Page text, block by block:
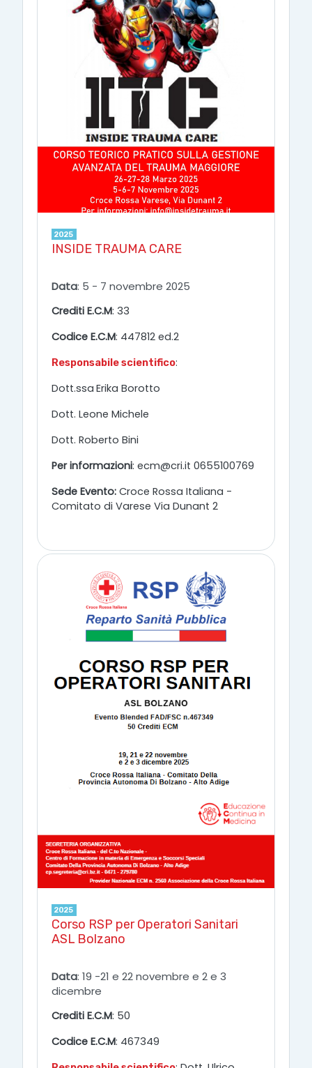
2025
INSIDE TRAUMA CARE
Data: 5 - 7 novembre 2025
Crediti E.C.M: 33
Codice E.C.M: 447812 ed.2
Responsabile scientifico:
Dott.ssa Erika Borotto
Dott. Leone Michele
Dott. Roberto Bini
Per informazioni: ecm@cri.it 0655100769
Sede Evento: Croce Rossa Italiana -
Comitato di Varese Via Dunant 2
2025
Corso RSP per Operatori Sanitari
ASL Bolzano
Data: 19 -21 e 22 novembre e 2 e 3
dicembre
Crediti E.C.M: 50
Codice E.C.M: 467349